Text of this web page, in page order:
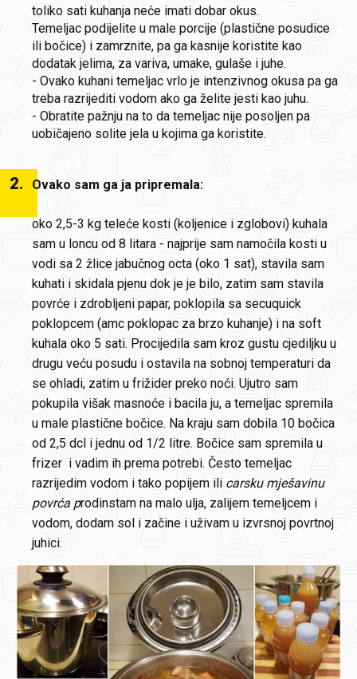
toliko sati kuhanja neće imati dobar okus.
Temeljac podijelite u male porcije (plastične posudice
ili bočice) i zamrznite, pa ga kasnije koristite kao
dodatak jelima, za variva, umake, gulaše i juhe.
- Ovako kuhani temeljac vrlo je intenzivnog okusa pa ga
treba razrijediti vodom ako ga želite jesti kao juhu.
- Obratite pažnju na to da temeljac nije posoljen pa
uobičajeno solite jela u kojima ga koristite.
2. Ovako sam ga ja pripremala:
oko 2,5-3 kg teleće kosti (koljenice i zglobovi) kuhala
sam u loncu od 8 litara - najprije sam namočila kosti u
vodi sa 2 žlice jabučnog octa (oko 1 sat), stavila sam
kuhati i skidala pjenu dok je je bilo, zatim sam stavila
povrće i zdrobljeni papar, poklopila sa secuquick
poklopcem (amc poklopac za brzo kuhanje) i na soft
kuhala oko 5 sati. Procijedila sam kroz gustu cjediljku u
drugu veću posudu i ostavila na sobnoj temperaturi da
se ohladi, zatim u frižider preko noći. Ujutro sam
pokupila višak masnoće i bacila ju, a temeljac spremila
u male plastične bočice. Na kraju sam dobila 10 bočica
od 2,5 dcl i jednu od 1/2 litre. Bočice sam spremila u
frizer i vadim ih prema potrebi. Često temeljac
razrijedim vodom i tako popijem ili carsku mješavinu
povrća prodinstam na malo ulja, zalijem temeljcem i
vodom, dodam sol i začine i uživam u izvrsnoj povrtnoj
juhici.